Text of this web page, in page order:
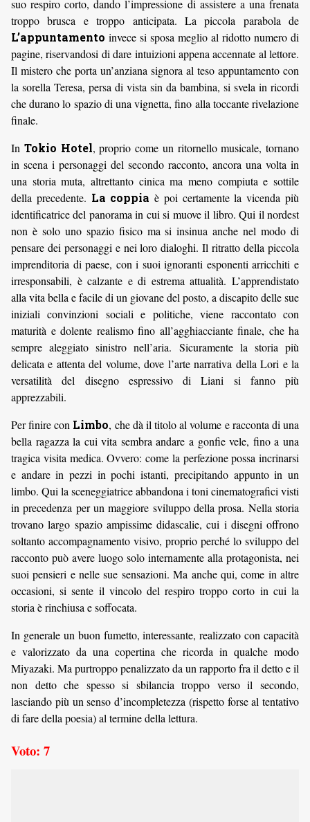
suo respiro corto, dando l’impressione di assistere a una frenata
troppo brusca e troppo anticipata. La piccola parabola de
L’appuntamento invece si sposa meglio al ridotto numero di
pagine, riservandosi di dare intuizioni appena accennate al lettore.
Il mistero che porta un’anziana signora al teso appuntamento con
la sorella Teresa, persa di vista sin da bambina, si svela in ricordi
che durano lo spazio di una vignetta, fino alla toccante rivelazione
finale.
In Tokio Hotel, proprio come un ritornello musicale, tornano
in scena i personaggi del secondo racconto, ancora una volta in
una storia muta, altrettanto cinica ma meno compiuta e sottile
della precedente. La coppia è poi certamente la vicenda più
identificatrice del panorama in cui si muove il libro. Qui il nordest
non è solo uno spazio fisico ma si insinua anche nel modo di
pensare dei personaggi e nei loro dialoghi. Il ritratto della piccola
imprenditoria di paese, con i suoi ignoranti esponenti arricchiti e
irresponsabili, è calzante e di estrema attualità. L’apprendistato
alla vita bella e facile di un giovane del posto, a discapito delle sue
iniziali convinzioni sociali e politiche, viene raccontato con
maturità e dolente realismo fino all’agghiacciante finale, che ha
sempre aleggiato sinistro nell’aria. Sicuramente la storia più
delicata e attenta del volume, dove l’arte narrativa della Lori e la
versatilità del disegno espressivo di Liani si fanno più
apprezzabili.
Per finire con Limbo, che dà il titolo al volume e racconta di una
bella ragazza la cui vita sembra andare a gonfie vele, fino a una
tragica visita medica. Ovvero: come la perfezione possa incrinarsi
e andare in pezzi in pochi istanti, precipitando appunto in un
limbo. Qui la sceneggiatrice abbandona i toni cinematografici visti
in precedenza per un maggiore sviluppo della prosa. Nella storia
trovano largo spazio ampissime didascalie, cui i disegni offrono
soltanto accompagnamento visivo, proprio perché lo sviluppo del
racconto può avere luogo solo internamente alla protagonista, nei
suoi pensieri e nelle sue sensazioni. Ma anche qui, come in altre
occasioni, si sente il vincolo del respiro troppo corto in cui la
storia è rinchiusa e soffocata.
In generale un buon fumetto, interessante, realizzato con capacità
e valorizzato da una copertina che ricorda in qualche modo
Miyazaki. Ma purtroppo penalizzato da un rapporto fra il detto e il
non detto che spesso si sbilancia troppo verso il secondo,
lasciando più un senso d’incompletezza (rispetto forse al tentativo
di fare della poesia) al termine della lettura.
Voto: 7